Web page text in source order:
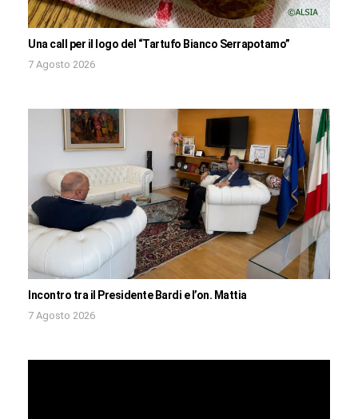
Una call per il logo del “Tartufo Bianco Serrapotamo”
7 Agosto 2026
Incontro tra il Presidente Bardi e l’on. Mattia
7 Agosto 2026